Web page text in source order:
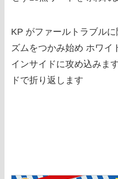
KP がファールトラブル
ズムをつかみ始め ホワイ
インサイドに攻め込みま
ドで折り返します